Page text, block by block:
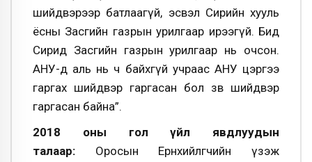
шийдвэрээр батлаагүй, эсвэл Сирийн хууль
ёсны Засгийн газрын урилгаар ирээгүй. Бид
Сирид Засгийн газрын урилгаар нь очсон.
АНУ-д аль нь ч байхгүй учраас АНУ цэргээ
гаргах шийдвэр гаргасан бол зөв шийдвэр
гаргасан байна”.
2018 оны гол үйл явдлуудын
талаар: Оросын Ерөнхийлөгчийн үзэж